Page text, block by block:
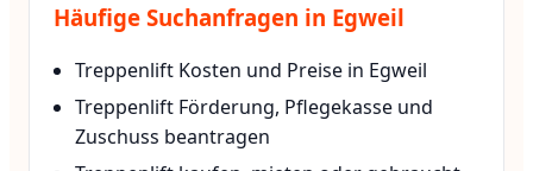
Häufige Suchanfragen in Egweil
Treppenlift Kosten und Preise in Egweil
Treppenlift Förderung, Pflegekasse und
Zuschuss beantragen